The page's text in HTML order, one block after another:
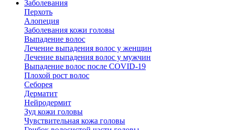
Заболевания
Перхоть
Алопеция
Заболевания кожи головы
Выпадение волос
Лечение выпадения волос у женщин
Лечение выпадения волос у мужчин
Выпадение волос после COVID-19
Плохой рост волос
Cеборея
Дерматит
Нейродермит
Зуд кожи головы
Чувствительная кожа головы